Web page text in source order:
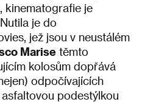
kinematografie je
je do
jež jsou v neustálém
Marisetěmto
kolosům dopřává
odpočívajících
podestýlkou